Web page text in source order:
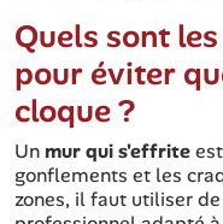
Quels sont
pour éviter
cloque ?
Un mur qui s'effrite
gonflements et les
zones, il faut utiliser